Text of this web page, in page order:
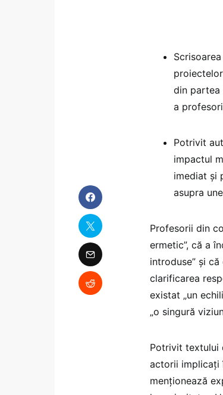
din partea
a
Potrivit
impactul
imediat și
asupra
Profesorii din
ermetic”, că a
introduse” și
clarificarea
existat „un
„o singură
Potrivit textului
actorii implicați
menționează